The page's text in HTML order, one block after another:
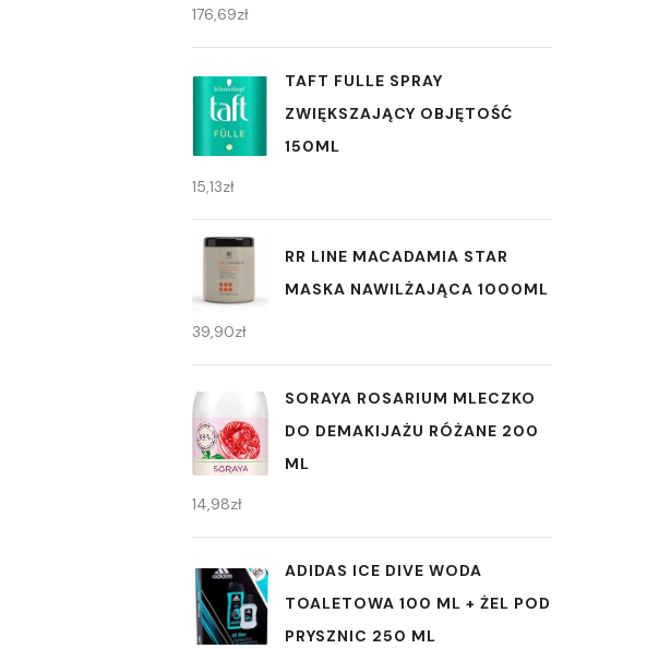
176,69zł
TAFT FULLE SPRAY
ZWIĘKSZAJĄCY OBJĘTOŚĆ
150ML
15,13zł
RR LINE MACADAMIA STAR
MASKA NAWILŻAJĄCA 1000ML
39,90zł
SORAYA ROSARIUM MLECZKO
DO DEMAKIJAŻU RÓŻANE 200
ML
14,98zł
ADIDAS ICE DIVE WODA
TOALETOWA 100 ML + ŻEL POD
PRYSZNIC 250 ML